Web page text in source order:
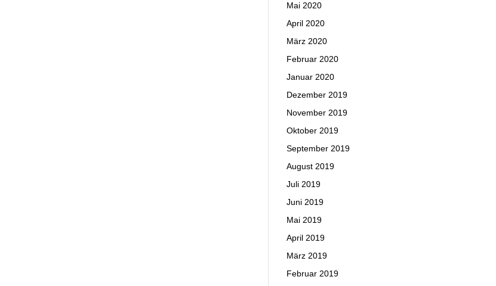
Mai 2020
April 2020
März 2020
Februar 2020
Januar 2020
Dezember 2019
November 2019
Oktober 2019
September 2019
August 2019
Juli 2019
Juni 2019
Mai 2019
April 2019
März 2019
Februar 2019